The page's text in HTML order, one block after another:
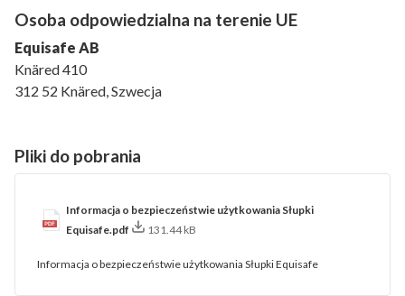
Osoba odpowiedzialna na terenie UE
Equisafe AB
Knäred 410
312 52 Knäred, Szwecja
Pliki do pobrania
Informacja o bezpieczeństwie użytkowania Słupki
Equisafe.pdf
131.44 kB
Informacja o bezpieczeństwie użytkowania Słupki Equisafe